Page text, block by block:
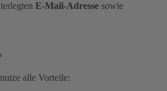
E-Mail-Adresse sowie
alle Vorteile: